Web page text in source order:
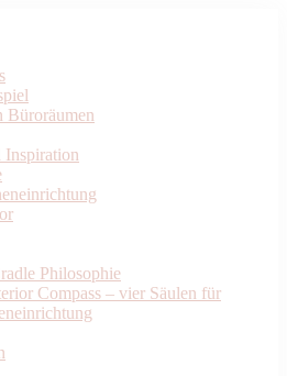
Büroräumen
Inspiration
Philosophie
Compass – vier Säulen für